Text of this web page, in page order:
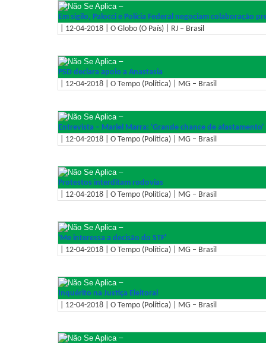
–
Em sigilo, Palocci e Polícia Federal negociam colaboração
| 12-04-2018 | O Globo (O País) | RJ – Brasil
–
PSD declara apoio a Anastasia
| 12-04-2018 | O Tempo (Política) | MG – Brasil
–
Entrevista – Mariel Marra: 'Grande chance de afastamento'
| 12-04-2018 | O Tempo (Política) | MG – Brasil
–
Protestos interditam rodovias
| 12-04-2018 | O Tempo (Política) | MG – Brasil
–
'Me interessa a decisão do STF'
| 12-04-2018 | O Tempo (Política) | MG – Brasil
–
Inquérito na Justiça Eleitoral
| 12-04-2018 | O Tempo (Política) | MG – Brasil
–